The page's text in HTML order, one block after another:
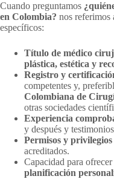
Cuando preguntamos
en Colombia? nos referimos
específicos:
Título de médico
plástica, estética y
Registro y
competentes y,
Colombiana de
otras sociedades
Experiencia
y después y
Permisos y privilegios
acreditados.
Capacidad para ofrecer
planificación